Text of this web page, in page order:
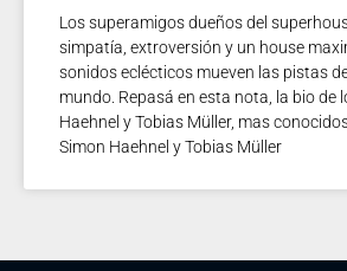
Los superamigos dueños del
simpatía, extroversión y un house
sonidos eclécticos mueven las pistas
mundo. Repasá en esta nota, la bio de
Haehnel y Tobias Müller, mas
Simon Haehnel y Tobias Müller